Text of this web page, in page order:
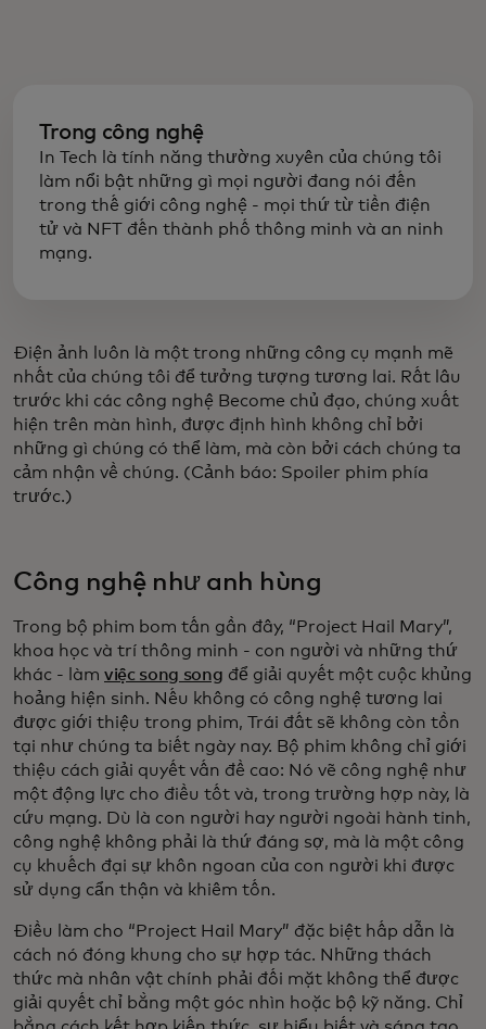
Trong công nghệ
In Tech là tính năng thường xuyên của chúng tôi
làm nổi bật những gì mọi người đang nói đến
trong thế giới công nghệ - mọi thứ từ tiền điện
tử và NFT đến thành phố thông minh và an ninh
mạng.
Điện ảnh luôn là một trong những công cụ mạnh mẽ
nhất của chúng tôi để tưởng tượng tương lai. Rất lâu
trước khi các công nghệ Become chủ đạo, chúng xuất
hiện trên màn hình, được định hình không chỉ bởi
những gì chúng có thể làm, mà còn bởi cách chúng ta
cảm nhận về chúng. (Cảnh báo: Spoiler phim phía
trước.)
Công nghệ như anh hùng
Trong bộ phim bom tấn gần đây, “Project Hail Mary”,
khoa học và trí thông minh - con người và những thứ
khác - làm việc song song để giải quyết một cuộc khủng
hoảng hiện sinh. Nếu không có công nghệ tương lai
được giới thiệu trong phim, Trái đất sẽ không còn tồn
tại như chúng ta biết ngày nay. Bộ phim không chỉ giới
thiệu cách giải quyết vấn đề cao: Nó vẽ công nghệ như
một động lực cho điều tốt và, trong trường hợp này, là
cứu mạng. Dù là con người hay người ngoài hành tinh,
công nghệ không phải là thứ đáng sợ, mà là một công
cụ khuếch đại sự khôn ngoan của con người khi được
sử dụng cẩn thận và khiêm tốn.
Điều làm cho “Project Hail Mary” đặc biệt hấp dẫn là
cách nó đóng khung cho sự hợp tác. Những thách
thức mà nhân vật chính phải đối mặt không thể được
giải quyết chỉ bằng một góc nhìn hoặc bộ kỹ năng. Chỉ